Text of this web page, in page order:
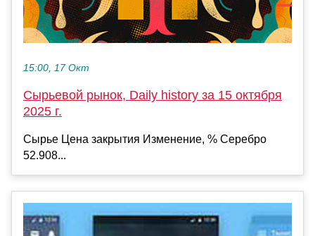
15:00, 17 Окт
Сырьевой рынок, Daily history за 15 октября
2025 г.
Сырье Цена закрытия Изменение, % Серебро
52.908...